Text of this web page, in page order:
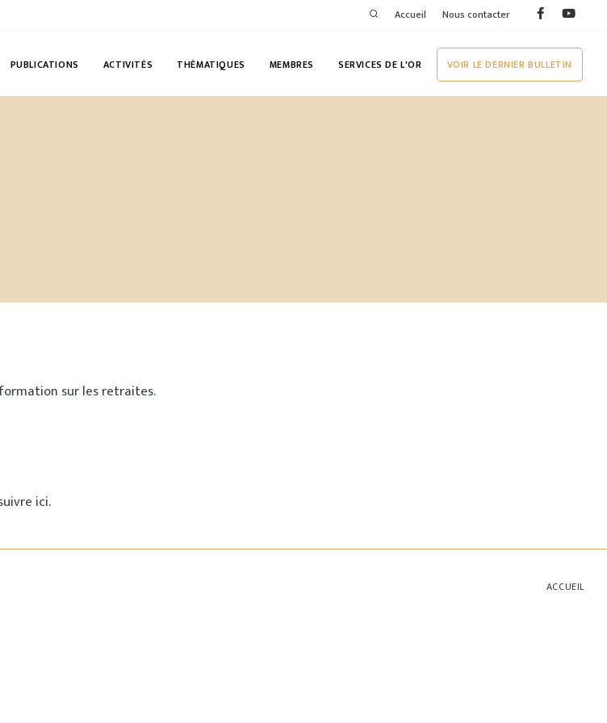
Accueil Nous contacter
PUBLICATIONS ACTIVITÉS THÉMATIQUES MEMBRES SERVICES DE L'OR VOIR LE DERNIER BULLETIN
sur les retraites.
ici.
ACCUEIL